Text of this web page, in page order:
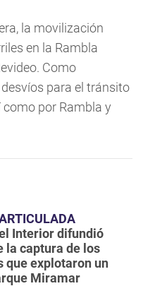
la movilización
en la Rambla
Como
para el tránsito
como por Rambla y
Interior difundió
la captura de los
que explotaron un
Miramar